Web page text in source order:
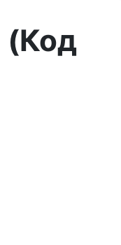
(Код